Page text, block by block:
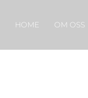
HOME OM OSS